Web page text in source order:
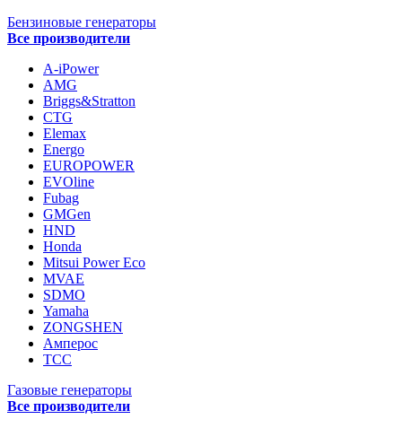
Бензиновые генераторы
Все производители
A-iPower
AMG
Briggs&Stratton
CTG
Elemax
Energo
EUROPOWER
EVOline
Fubag
GMGen
HND
Honda
Mitsui Power Eco
MVAE
SDMO
Yamaha
ZONGSHEN
Амперос
ТСС
Газовые генераторы
Все производители